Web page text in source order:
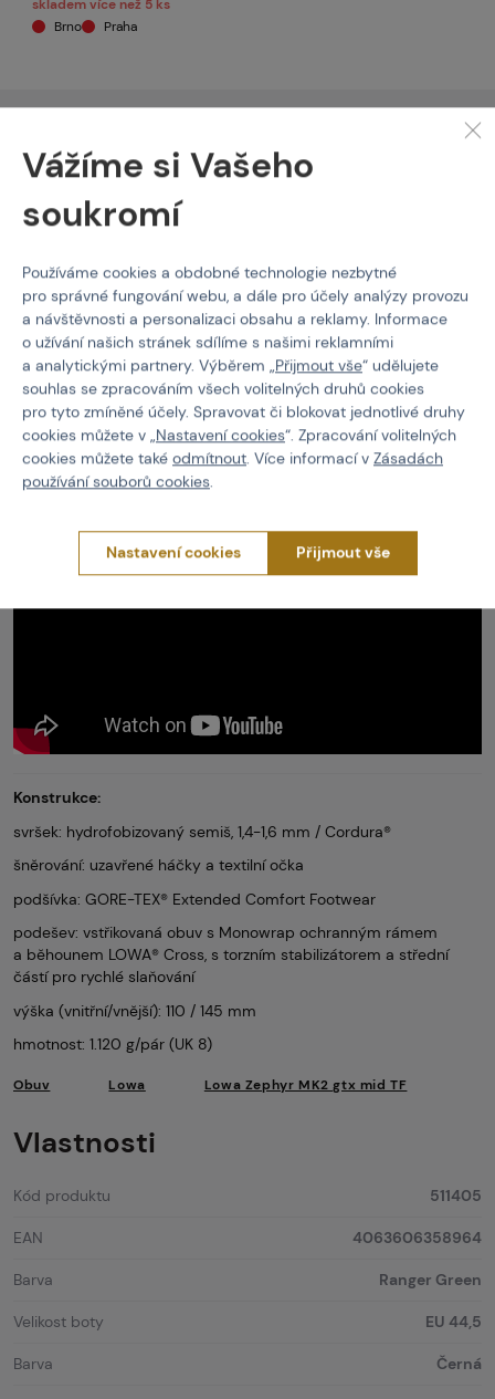
Popis
seskoky padákem. V podešvi je zabudován klínek chránící botu
Boty jsou při správném používáníLOWA Activekrému
a impregnace dostatečně voděodolné proti mírnému dešti či
rose a zároveň si stále zachovávají prodyšnost. Ačkoli boty je bez
problému možné používat v zimním období, nejedná se o boty
určené do vysokého sněhu.
Jedná se o novouvylepšenou dlouhoočekávanou verzi MK2.
Co nám přináší nová verze MK2?
- Kapsička na jazyku pro schování tkaniček
- Nová certifikovaná proti skluzná podrážka
- Jiný způsob švu - přední šev je posunut do méně zatížené
Konstrukce:
svršek: hydrofobizovaný semiš, 1,4-1,6 mm / Cordura®
šněrování: uzavřené háčky a textilní očka
podšívka: GORE-TEX® Extended Comfort Footwear
podešev: vstřikovaná obuv s Monowrap ochranným rámem
a běhounem LOWA® Cross, s torzním stabilizátorem a střední
částí pro rychlé slaňování
výška (vnitřní/vnější): 110 / 145 mm
hmotnost: 1.120 g/pár (UK 8)
Obuv Lowa Lowa Zephyr MK2 gtx mid TF
Vlastnosti
Kód produktu 511405
EAN 4063606358964
Barva Ranger Green
Velikost boty EU 44,5
Barva Černá
skladem více než 5 ks
Brno
Praha
Vážíme si Vašeho
soukromí
Používáme cookies a obdobné technologie nezbytné
pro správné fungování webu, a dále pro účely analýzy provozu
a návštěvnosti a personalizaci obsahu a reklamy. Informace
o užívání našich stránek sdílíme s našimi reklamními
a analytickými partnery. Výběrem „Přijmout vše“ udělujete
souhlas se zpracováním všech volitelných druhů cookies
pro tyto zmíněné účely. Spravovat či blokovat jednotlivé druhy
cookies můžete v „Nastavení cookies“. Zpracování volitelných
cookies můžete také odmítnout. Více informací v Zásadách
používání souborů cookies.
Nastavení cookies Přijmout vše